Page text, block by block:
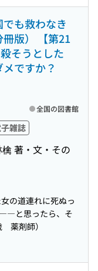
も救わなき
版） 【第21
そうとした
ですか？
雑誌
著・文・その
全国の図書館
の道連れに死ぬっ
と思ったら、そ
薬剤師）